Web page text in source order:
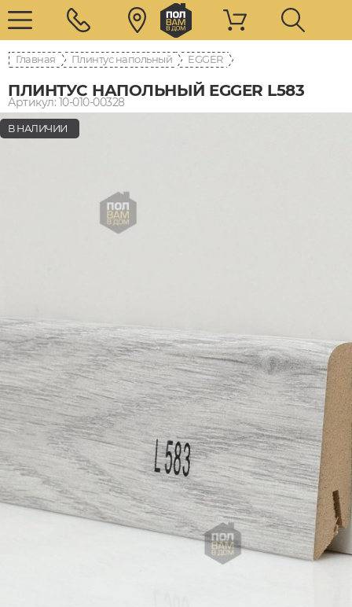
Главная Плинтус напольный EGGER
ПЛИНТУС НАПОЛЬНЫЙ EGGER L583
Артикул: 10-010-00328
В НАЛИЧИИ